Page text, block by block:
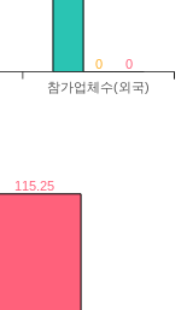
0 0
참가업체수(외국)
115.25